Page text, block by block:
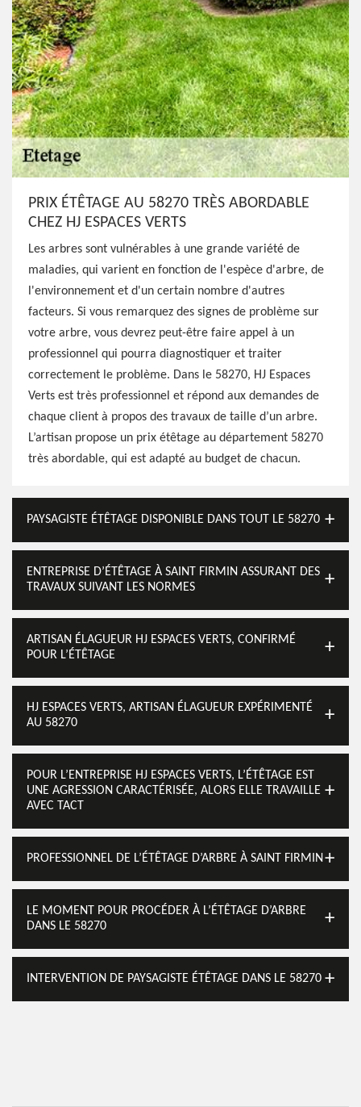
PRIX ÉTÊTAGE AU 58270 TRÈS ABORDABLE
CHEZ HJ ESPACES VERTS
Les arbres sont vulnérables à une grande variété de
maladies, qui varient en fonction de l'espèce d'arbre, de
l'environnement et d'un certain nombre d'autres
facteurs. Si vous remarquez des signes de problème sur
votre arbre, vous devrez peut-être faire appel à un
professionnel qui pourra diagnostiquer et traiter
correctement le problème. Dans le 58270, HJ Espaces
Verts est très professionnel et répond aux demandes de
chaque client à propos des travaux de taille d’un arbre.
L’artisan propose un prix étêtage au département 58270
très abordable, qui est adapté au budget de chacun.
PAYSAGISTE ÉTÊTAGE DISPONIBLE DANS TOUT LE 58270
ENTREPRISE D’ÉTÊTAGE À SAINT FIRMIN ASSURANT DES
TRAVAUX SUIVANT LES NORMES
ARTISAN ÉLAGUEUR HJ ESPACES VERTS, CONFIRMÉ
POUR L’ÉTÊTAGE
HJ ESPACES VERTS, ARTISAN ÉLAGUEUR EXPÉRIMENTÉ
AU 58270
POUR L’ENTREPRISE HJ ESPACES VERTS, L’ÉTÊTAGE EST
UNE AGRESSION CARACTÉRISÉE, ALORS ELLE TRAVAILLE
AVEC TACT
PROFESSIONNEL DE L’ÉTÊTAGE D’ARBRE À SAINT FIRMIN
LE MOMENT POUR PROCÉDER À L’ÉTÊTAGE D’ARBRE
DANS LE 58270
INTERVENTION DE PAYSAGISTE ÉTÊTAGE DANS LE 58270